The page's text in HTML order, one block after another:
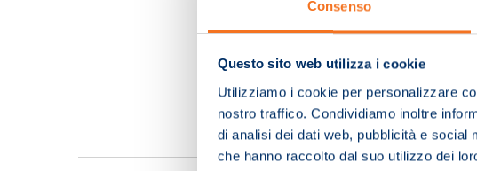
Consenso
Questo sito web utilizza i cookie
Utilizziamo i cookie per personalizzare
nostro traffico. Condividiamo inoltre
di analisi dei dati web, pubblicità e social
che hanno raccolto dal suo utilizzo dei